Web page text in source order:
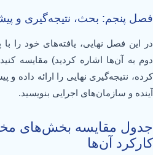
فصل پنجم: بحث، نتیجه‌گیری و
در این فصل نهایی، یافته‌های خود را
دوم به آن‌ها اشاره کردید) مقایسه
کرده، نتیجه‌گیری نهایی را ارائه داده و
آینده و سازمان‌های اجرایی بنویسید.
جدول مقایسه بخش‌های
کارکرد آن‌ها